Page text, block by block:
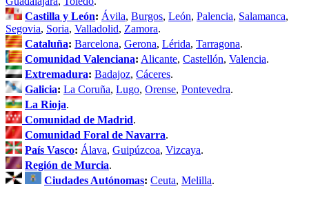
Castilla y León: Ávila, Burgos, León, Palencia, Salamanca,
Segovia, Soria, Valladolid, Zamora.
Cataluña: Barcelona, Gerona, Lérida, Tarragona.
Comunidad Valenciana: Alicante, Castellón, Valencia.
Extremadura: Badajoz, Cáceres.
Galicia: La Coruña, Lugo, Orense, Pontevedra.
La Rioja.
Comunidad de Madrid.
Comunidad Foral de Navarra.
País Vasco: Álava, Guipúzcoa, Vizcaya.
Región de Murcia.
Ciudades Autónomas: Ceuta, Melilla.